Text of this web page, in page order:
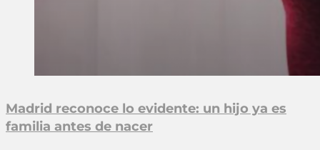
Madrid reconoce lo evidente: un hijo ya es
familia antes de nacer